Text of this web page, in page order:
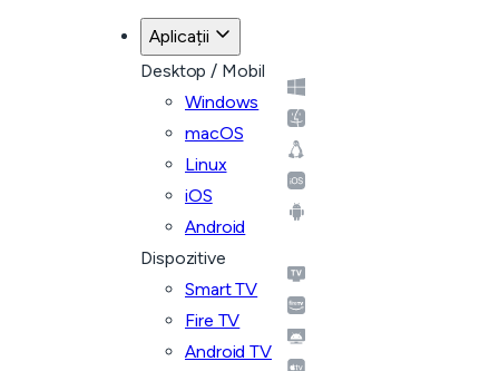
Aplicații
Desktop / Mobil
Windows
macOS
Linux
iOS
Android
Dispozitive
Smart TV
Fire TV
Android TV